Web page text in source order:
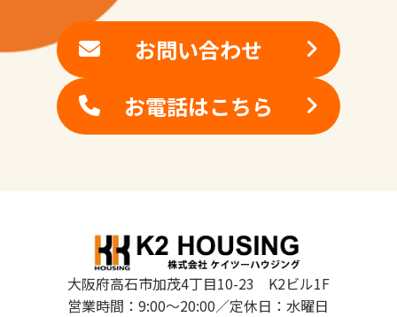
お問い合わせ
お電話はこちら
大阪府高石市加茂4丁目10-23 K2ビル1F
営業時間：9:00～20:00／定休日：水曜日